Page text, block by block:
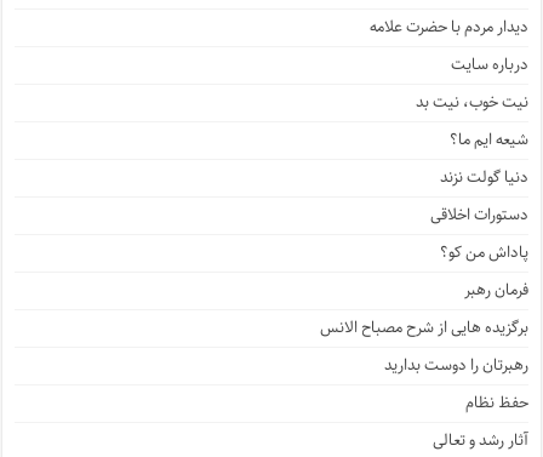
دیدار مردم با حضرت علامه
درباره سایت
نیت خوب، نیت بد
شیعه ایم ما؟
دنیا گولت نزند
دستورات اخلاقی
پاداش من کو؟
فرمان رهبر
برگزیده هایی از شرح مصباح الانس
رهبرتان را دوست بدارید
حفظ نظام
آثار رشد و تعالی